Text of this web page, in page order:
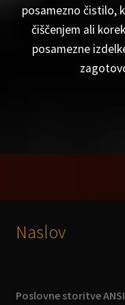
posamezno čistilo,
čiščenjem ali
posamezne
Naslov
Poslovne storitve ANSI